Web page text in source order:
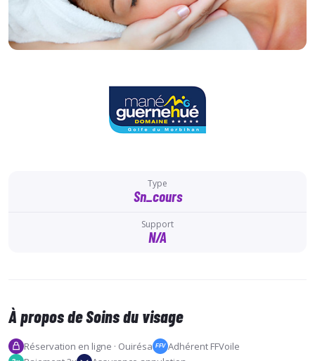
Type
Sn_cours
Support
N/A
À propos de Soins du visage
Réservation en ligne · Ouirésa FFV Adhérent FFVoile